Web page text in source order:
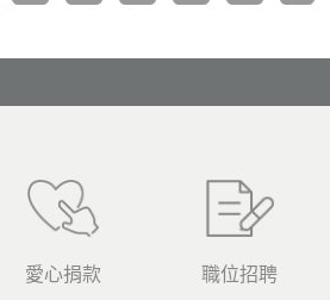
愛心捐款 職位招聘